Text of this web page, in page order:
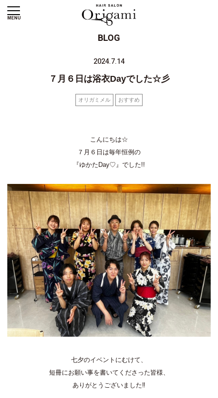
MENU
BLOG
2024.7.14
７月６日は浴衣Dayでした☆彡
オリガミメル おすすめ
こんにちは☆
７月６日は毎年恒例の
『ゆかたDay♡』でした!!
七夕のイベントにむけて、
短冊にお願い事を書いてくださった皆様、
ありがとうございました‼